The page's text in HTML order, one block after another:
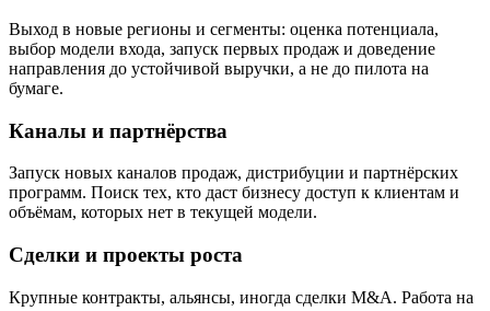
Выход в новые регионы и сегменты: оценка потенциала,
выбор модели входа, запуск первых продаж и доведение
направления до устойчивой выручки, а не до пилота на
бумаге.
Каналы и партнёрства
Запуск новых каналов продаж, дистрибуции и партнёрских
программ. Поиск тех, кто даст бизнесу доступ к клиентам и
объёмам, которых нет в текущей модели.
Сделки и проекты роста
Крупные контракты, альянсы, иногда сделки M&A. Работа на